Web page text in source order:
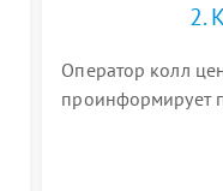
2.
Оператор колл
проинформирует
водонагревателя